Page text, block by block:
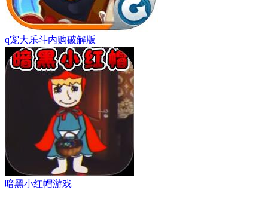
q宠大乐斗内购破解版
暗黑小红帽游戏